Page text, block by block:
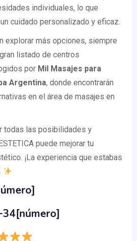
individuales, lo que
cuidado personalizado y eficaz.
explorar más opciones, siempre
listado de centros
por Mil Masajes para
Argentina, donde encontrarán
en el área de masajes en
todas las posibilidades y
puede mejorar tu
¡La experiencia que estabas